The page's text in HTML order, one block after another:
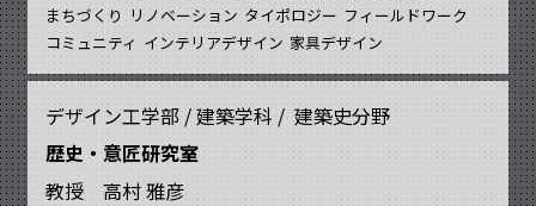
まちづくり リノベーション タイポロジー フィールドワーク
コミュニティ インテリアデザイン 家具デザイン
デザイン工学部 / 建築学科 / 建築史分野
歴史・意匠研究室
教授 高村 雅彦